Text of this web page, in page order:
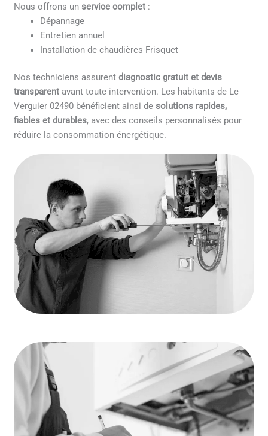
Nous offrons unservice complet :
Dépannage
Entretien annuel
Installation de chaudières Frisquet
Nos techniciens assurentdiagnostic gratuit et devis
transparent avant toute intervention. Les habitants de Le
Verguier 02490 bénéficient ainsi desolutions rapides,
fiables et durables, avec des conseils personnalisés pour
réduire la consommation énergétique.